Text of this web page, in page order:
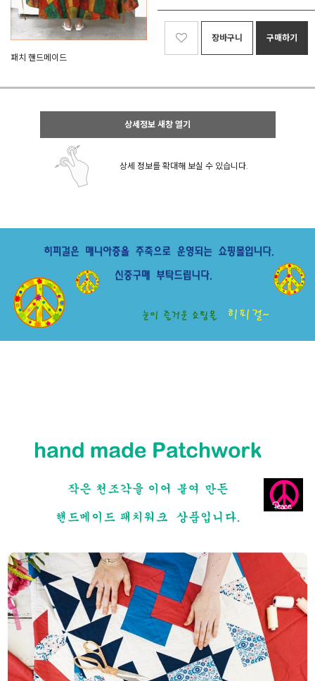
패치 핸드메이드
장바구니 구매하기
상세정보 새창 열기
상세 정보를 확대해 보실 수 있습니다.